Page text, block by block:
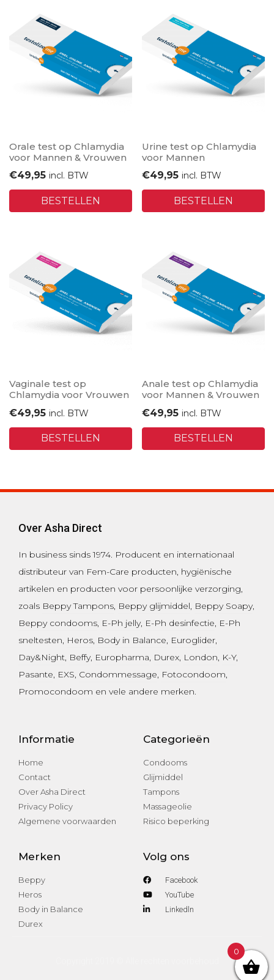
Orale test op Chlamydia
voor Mannen & Vrouwen
€49,95 incl. BTW
BESTELLEN
Urine test op Chlamydia
voor Mannen
€49,95 incl. BTW
BESTELLEN
Vaginale test op
Chlamydia voor Vrouwen
€49,95 incl. BTW
BESTELLEN
Anale test op Chlamydia
voor Mannen & Vrouwen
€49,95 incl. BTW
BESTELLEN
Over Asha Direct
In business sinds 1974. Producent en internationaal
distributeur van Fem-Care producten, hygiënische
artikelen en producten voor persoonlijke verzorging,
zoals Beppy Tampons, Beppy glijmiddel, Beppy Soapy,
Beppy condooms, E-Ph jelly, E-Ph desinfectie, E-Ph
sneltesten, Heros, Body in Balance, Euroglider,
Day&Night, Beffy, Europharma, Durex, London, K-Y,
Pasante, EXS, Condommessage, Fotocondoom,
Promocondoom en vele andere merken.
Informatie
Home
Contact
Over Asha Direct
Privacy Policy
Algemene voorwaarden
Categorieën
Condooms
Glijmiddel
Tampons
Massageolie
Risico beperking
Merken
Beppy
Heros
Body in Balance
Durex
Volg ons
Facebook
YouTube
Linkedln
0